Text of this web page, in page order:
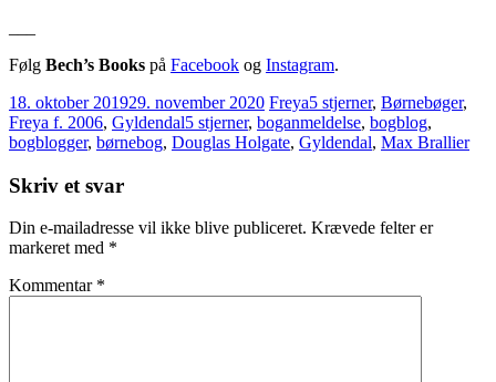
Følg Bech’s Books på Facebook og Instagram.
18. oktober 201929. november 2020 Freya5 stjerner, Børnebøger,
Freya f. 2006, Gyldendal5 stjerner, boganmeldelse, bogblog,
bogblogger, børnebog, Douglas Holgate, Gyldendal, Max Brallier
Skriv et svar
Din e-mailadresse vil ikke blive publiceret. Krævede felter er
markeret med *
Kommentar *